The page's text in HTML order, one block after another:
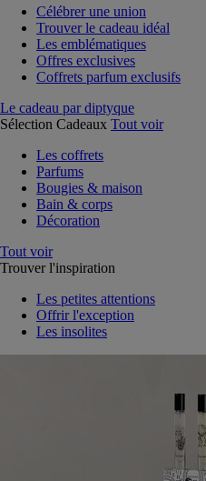
Célébrer une union
Trouver le cadeau idéal
Les emblématiques
Offres exclusives
Coffrets parfum exclusifs
Le cadeau par diptyque
Sélection Cadeaux Tout voir
Les coffrets
Parfums
Bougies & maison
Bain & corps
Décoration
Tout voir
Trouver l'inspiration
Les petites attentions
Offrir l'exception
Les insolites